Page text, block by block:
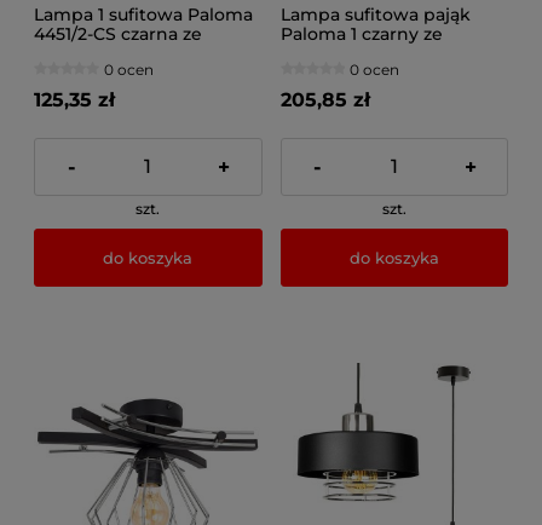
Lampa 1 sufitowa Paloma
4451/2-CS czarna ze
0 ocen
125,35 zł
- +
szt.
do koszyka
Lampa sufitowa pająk
Paloma 1 czarny ze
0 ocen
205,85 zł
- +
szt.
do koszyka